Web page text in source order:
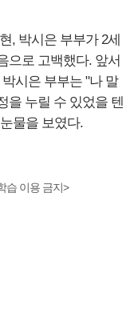
, 박시은 부부가 2세
으로 고백했다. 앞서
시은 부부는 "나 말
을 누릴 수 있었을 텐
물을 보였다.
습 이용 금지>